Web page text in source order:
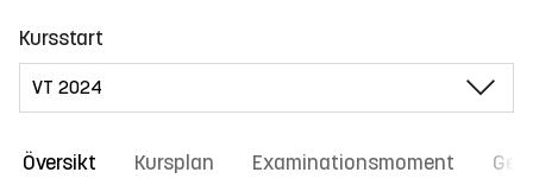
Kursstart
Översikt Kursplan Examinationsmoment